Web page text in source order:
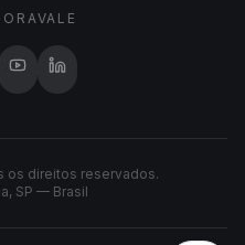
os direitos reservados.
SP — Brasil